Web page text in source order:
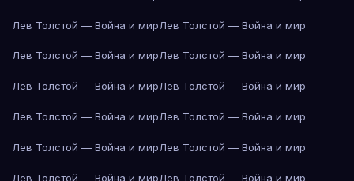
Лев Толстой — Война и мирЛев Толстой — Война и мир
Лев Толстой — Война и мирЛев Толстой — Война и мир
Лев Толстой — Война и мирЛев Толстой — Война и мир
Лев Толстой — Война и мирЛев Толстой — Война и мир
Лев Толстой — Война и мирЛев Толстой — Война и мир
Лев Толстой — Война и мирЛев Толстой — Война и мир